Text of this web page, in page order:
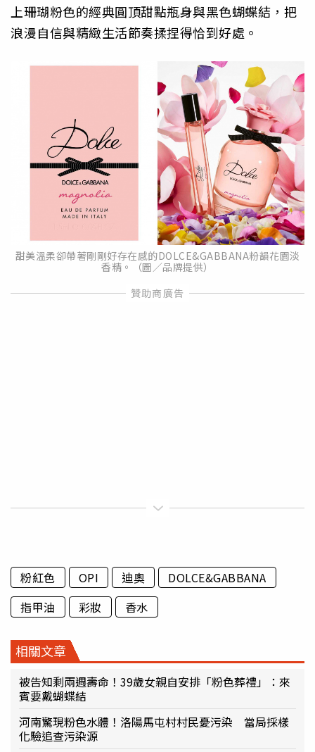
上珊瑚粉色的經典圓頂甜點瓶身與黑色蝴蝶結，把
浪漫自信與精緻生活節奏揉捏得恰到好處。
甜美溫柔卻帶著剛剛好存在感的DOLCE&GABBANA粉韻花園淡
香精。（圖／品牌提供）
粉紅色 OPI 迪奧
DOLCE&GABBANA
指甲油
彩妝 香水
相關文章
被告知剩兩週壽命！39歲女親自安排「粉色葬禮」：來
賓要戴蝴蝶結
河南驚現粉色水體！洛陽馬屯村村民憂污染 當局採樣
化驗追查污染源